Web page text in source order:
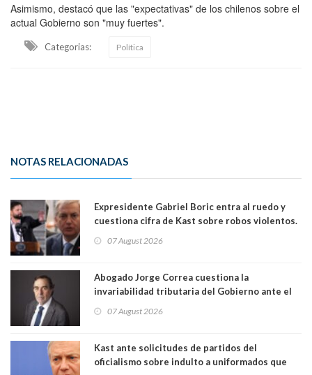
Asimismo, destacó que las "expectativas" de los chilenos sobre el
actual Gobierno son "muy fuertes".
Categorias: Política
NOTAS RELACIONADAS
Expresidente Gabriel Boric entra al ruedo y
cuestiona cifra de Kast sobre robos violentos.
07 August 2026
Abogado Jorge Correa cuestiona la
invariabilidad tributaria del Gobierno ante el
democracia” y "defendemos la alternancia en el
07 August 2026
Kast ante solicitudes de partidos del
oficialismo sobre indulto a uniformados que